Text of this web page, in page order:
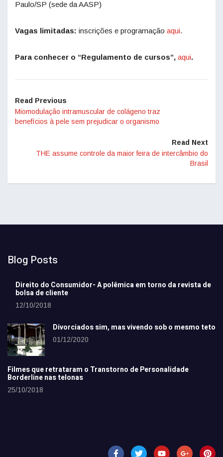
Paulo/SP (sede da AASP)
Vagas limitadas: inscrições e programação aqui.
Para conhecer o “Regulamento de cursos”, aqui.
Read Previous
Miomodulação intramuscular de colágeno traz
benefícios à pele sem prejudicar o organismo
Read Next
THE assume controle da maior feira de intercâmbio do
Brasil
Blog Posts
Direito do Consumidor- A polêmica em torno da revista de
bolsa de cliente
12/10/2018
Divorciados sim, mas vivendo sob o mesmo teto
01/12/2020
Filmes que retrataram o Transtorno de Personalidade
Borderline nas telonas
25/10/2018